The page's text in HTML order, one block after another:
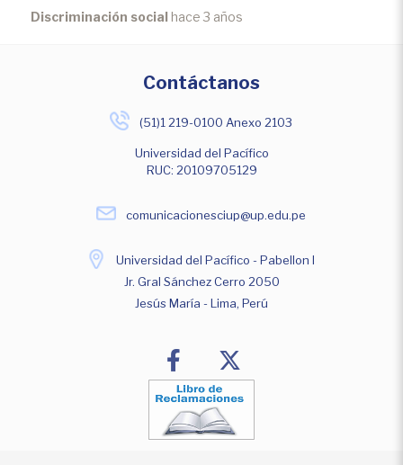
cuidado de Bolivia, Perú y Uruguay
Discriminación social hace 3 años
Contáctanos
(51)1 219-0100 Anexo 2103
Universidad del Pacífico
RUC: 20109705129
comunicacionesciup@up.edu.pe
Universidad del Pacífico - Pabellon I
Jr. Gral Sánchez Cerro 2050
Jesús María - Lima, Perú